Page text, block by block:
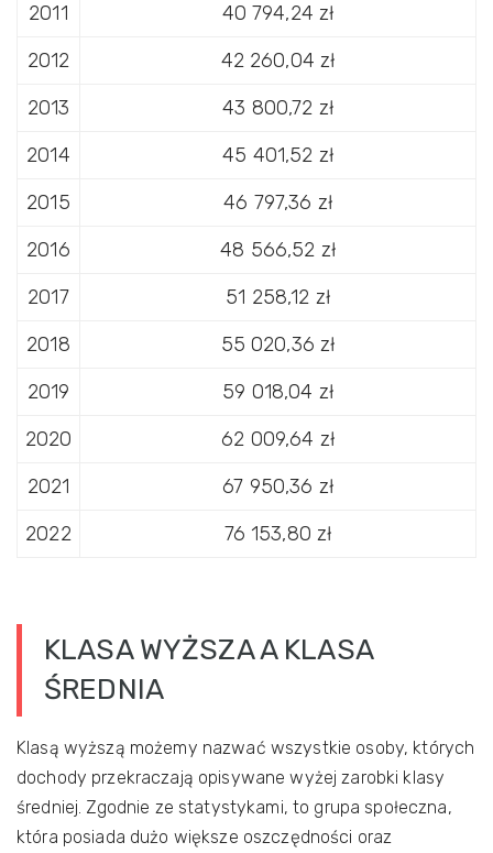
2011
40 794,24 zł
2012
42 260,04 zł
2013
43 800,72 zł
2014
45 401,52 zł
2015
46 797,36 zł
2016
48 566,52 zł
2017
51 258,12 zł
2018
55 020,36 zł
2019
59 018,04 zł
2020
62 009,64 zł
2021
67 950,36 zł
2022
76 153,80 zł
KLASA WYŻSZA A KLASA
ŚREDNIA
Klasą wyższą możemy nazwać wszystkie osoby, których
dochody przekraczają opisywane wyżej zarobki klasy
średniej. Zgodnie ze statystykami, to grupa społeczna,
która posiada dużo większe oszczędności oraz